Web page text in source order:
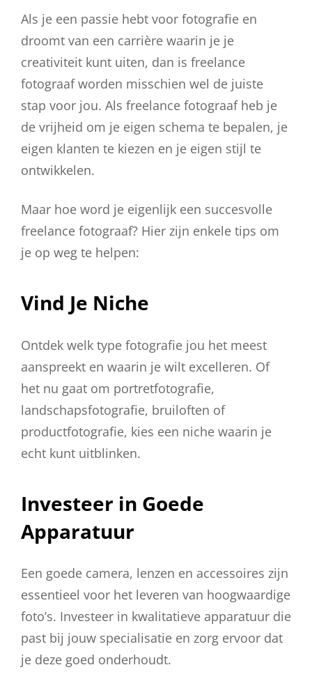
Als je een passie hebt voor fotografie en
droomt van een carrière waarin je je
creativiteit kunt uiten, dan is freelance
fotograaf worden misschien wel de juiste
stap voor jou. Als freelance fotograaf heb je
de vrijheid om je eigen schema te bepalen, je
eigen klanten te kiezen en je eigen stijl te
ontwikkelen.
Maar hoe word je eigenlijk een succesvolle
freelance fotograaf? Hier zijn enkele tips om
je op weg te helpen:
Vind Je Niche
Ontdek welk type fotografie jou het meest
aanspreekt en waarin je wilt excelleren. Of
het nu gaat om portretfotografie,
landschapsfotografie, bruiloften of
productfotografie, kies een niche waarin je
echt kunt uitblinken.
Investeer in Goede
Apparatuur
Een goede camera, lenzen en accessoires zijn
essentieel voor het leveren van hoogwaardige
foto’s. Investeer in kwalitatieve apparatuur die
past bij jouw specialisatie en zorg ervoor dat
je deze goed onderhoudt.